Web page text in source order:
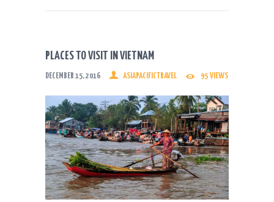
PLACES TO VISIT IN VIETNAM
DECEMBER 15, 2016 ASIAPACIFICTRAVEL 95 VIEWS